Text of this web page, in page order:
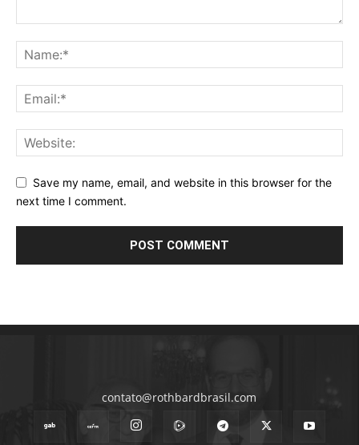
Save my name, email, and website in this browser for the
next time I comment.
contato@rothbardbrasil.com